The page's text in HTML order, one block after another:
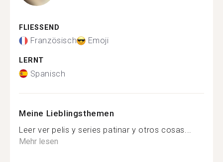
FLIESSEND
Französisch Emoji
LERNT
Spanisch
Meine Lieblingsthemen
Leer ver pelis y series patinar y otros cosas...
Mehr lesen